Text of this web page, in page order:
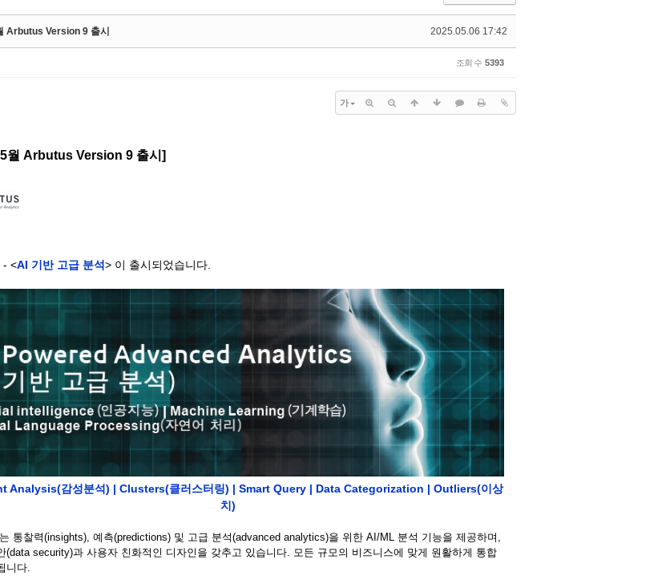
2025.05.06 17:42
Arbutus Version 9 출시
조회 수 5393
가
월 Arbutus Version 9 출시 ]
- <AI 기반 고급 분석> 이 출시되었습니다.
Analysis(감성분석) | Clusters(클러스터링) | Smart Query | Data Categorization | Outliers(이상
치)
통찰력(insights), 예측(predictions) 및 고급 분석(advanced analytics)을 위한 AI/ML 분석 기능을 제공하며,
(data security)과 사용자 친화적인 디자인을 갖추고 있습니다. 모든 규모의 비즈니스에 맞게 원활하게 통합
니다.